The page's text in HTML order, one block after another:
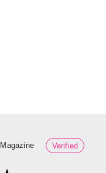
Verified